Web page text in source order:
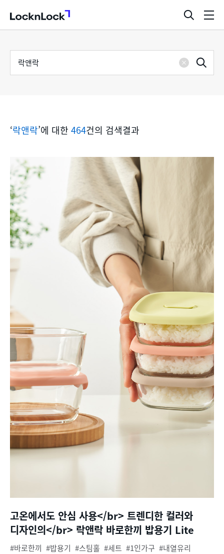
LocknLock
검
색
열
통
색
삭
검
‘락앤락’에 대한 464건의 검색결과
고온에서도 안심 사용</br> 트렌디한 컬러와
디자인의</br> 락앤락 바로한끼 밥용기 Lite
바로한끼 밥용기 스팀홀 세트 1인가구
내열유리